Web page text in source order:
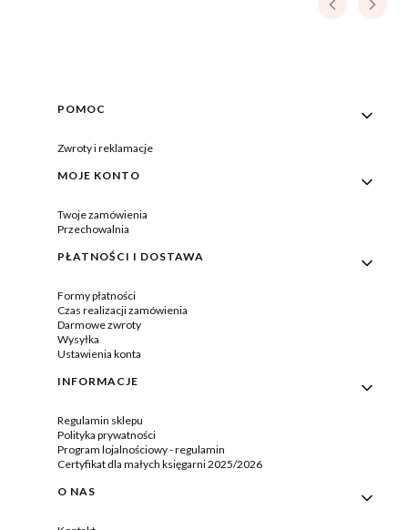
Linki w stopce
POMOC
Zwroty i reklamacje
MOJE KONTO
Twoje zamówienia
Przechowalnia
PŁATNOŚCI I DOSTAWA
Formy płatności
Czas realizacji zamówienia
Darmowe zwroty
Wysyłka
Ustawienia konta
INFORMACJE
Regulamin sklepu
Polityka prywatności
Program lojalnościowy - regulamin
Certyfikat dla małych księgarni 2025/2026
O NAS